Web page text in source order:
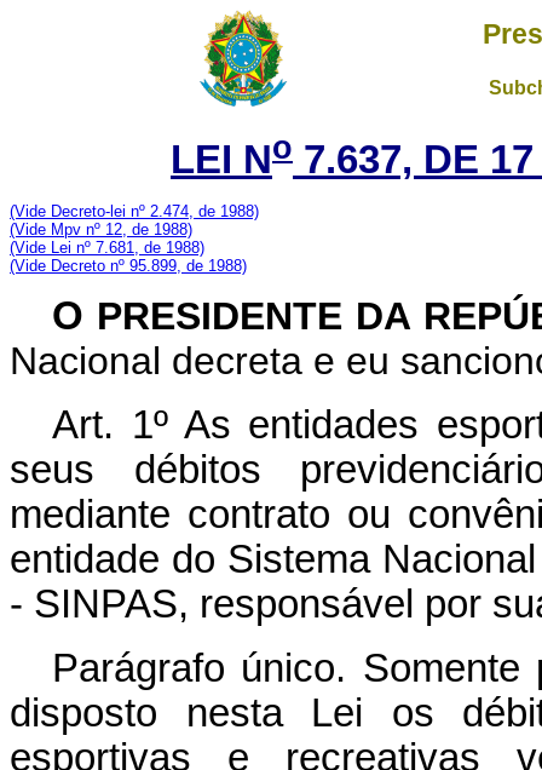
LEI No 7.637, DE
(Vide Decreto-lei nº 2.474, de 1988)
(Vide Mpv nº 12, de 1988)
(Vide Lei nº 7.681, de 1988)
(Vide Decreto nº 95.899, de 1988)
O PRESIDENTE DA
Nacional decreta e eu
Art. 1º As entidades
seus débitos
mediante contrato ou
entidade do Sistema
- SINPAS, responsável por
Parágrafo único.
disposto nesta Lei os
esportivas e recreativas